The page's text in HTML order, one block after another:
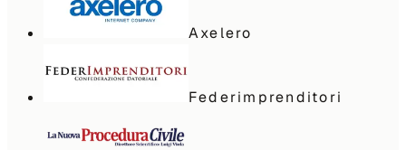
Axelero
Federimprenditori